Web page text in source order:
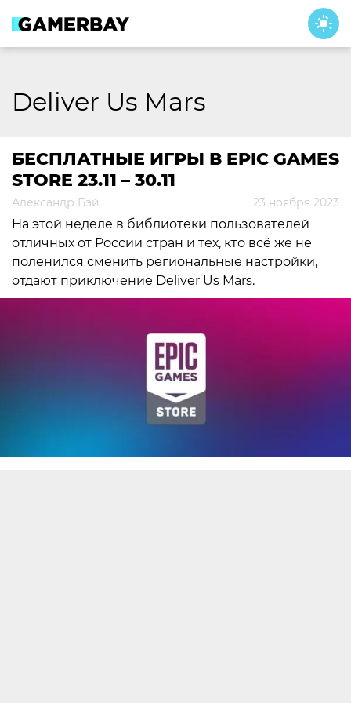
content
Deliver Us Mars
БЕСПЛАТНЫЕ ИГРЫ В EPIC GAMES
STORE 23.11 – 30.11
Александр Бэй 23 ноября 2023
На этой неделе в библиотеки пользователей
отличных от России стран и тех, кто всё же не
поленился сменить региональные настройки,
отдают приключение Deliver Us Mars.